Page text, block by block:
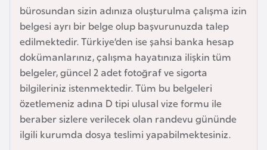
bürosundan sizin adınıza oluşturulma çalışma izin
belgesi ayrı bir belge olup başvurunuzda talep
edilmektedir. Türkiye’den ise şahsi banka hesap
dokümanlarınız, çalışma hayatınıza ilişkin tüm
belgeler, güncel 2 adet fotoğraf ve sigorta
bilgileriniz istenmektedir. Tüm bu belgeleri
özetlemeniz adına D tipi ulusal vize formu ile
beraber sizlere verilecek olan randevu gününde
ilgili kurumda dosya teslimi yapabilmektesiniz.
i
k
a
B
e
n
i
n